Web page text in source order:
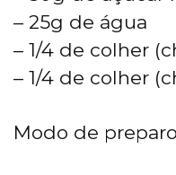
– 25g de água
– 1/4 de colher
– 1/4 de colher
Modo de preparo